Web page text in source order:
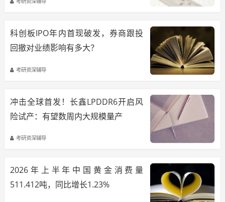
科创板IPO年内首现破发，券商跟投
回撤对业绩影响有多大？
考研资深辅导
冲击全球首发！长鑫LPDDR6开启风
险试产：有望数周内大规模量产
考研资深辅导
2026年上半年中国黄金消费量
511.412吨，同比增长1.23%